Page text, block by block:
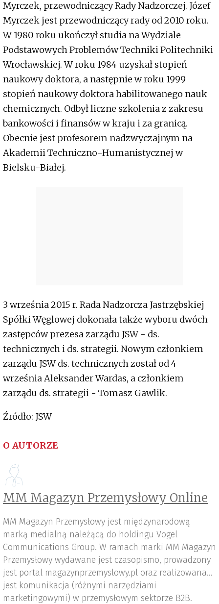
Myrczek, przewodniczący Rady Nadzorczej. Józef
Myrczek jest przewodniczący rady od 2010 roku.
W 1980 roku ukończył studia na Wydziale
Podstawowych Problemów Techniki Politechniki
Wrocławskiej. W roku 1984 uzyskał stopień
naukowy doktora, a następnie w roku 1999
stopień naukowy doktora habilitowanego nauk
chemicznych. Odbył liczne szkolenia z zakresu
bankowości i finansów w kraju i za granicą.
Obecnie jest profesorem nadzwyczajnym na
Akademii Techniczno-Humanistycznej w
Bielsku-Białej.
3 września 2015 r. Rada Nadzorcza Jastrzębskiej
Spółki Węglowej dokonała także wyboru dwóch
zastępców prezesa zarządu JSW - ds.
technicznych i ds. strategii. Nowym członkiem
zarządu JSW ds. technicznych został od 4
września Aleksander Wardas, a członkiem
zarządu ds. strategii - Tomasz Gawlik.
Źródło: JSW
O AUTORZE
MM Magazyn Przemysłowy Online
MM Magazyn Przemysłowy jest międzynarodową
marką medialną należącą do holdingu Vogel
Communications Group. W ramach marki MM Magazyn
Przemysłowy wydawane jest czasopismo, prowadzony
jest portal magazynprzemyslowy.pl oraz realizowana
jest komunikacja (różnymi narzędziami
marketingowymi) w przemysłowym sektorze B2B.